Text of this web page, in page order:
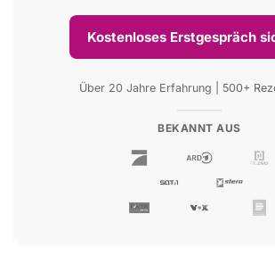
Kostenloses Erstgespräch
Über 20 Jahre Erfahrung | 500+
BEKANNT AUS